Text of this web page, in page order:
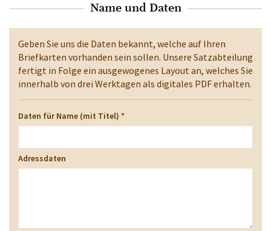
Name und Daten
Geben Sie uns die Daten bekannt, welche auf Ihren
Briefkarten vorhanden sein sollen. Unsere Satzabteilung
fertigt in Folge ein ausgewogenes Layout an, welches Sie
innerhalb von drei Werktagen als digitales PDF erhalten.
Daten für Name (mit Titel) *
Adressdaten